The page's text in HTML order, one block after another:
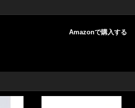
Amazonで購入する